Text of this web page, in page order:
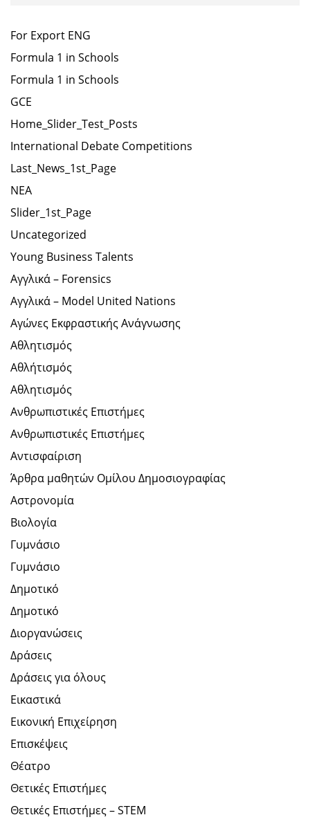
For Export ENG
Formula 1 in Schools
Formula 1 in Schools
GCE
Home_Slider_Test_Posts
International Debate Competitions
Last_News_1st_Page
NEA
Slider_1st_Page
Uncategorized
Young Business Talents
Αγγλικά – Forensics
Αγγλικά – Model United Nations
Αγώνες Εκφραστικής Ανάγνωσης
Αθλητισμός
Αθλήτισμός
Αθλητισμός
Ανθρωπιστικές Επιστήμες
Ανθρωπιστικές Επιστήμες
Αντισφαίριση
Άρθρα μαθητών Ομίλου Δημοσιογραφίας
Αστρονομία
Βιολογία
Γυμνάσιο
Γυμνάσιο
Δημοτικό
Δημοτικό
Διοργανώσεις
Δράσεις
Δράσεις για όλους
Εικαστικά
Εικονική Επιχείρηση
Επισκέψεις
Θέατρο
Θετικές Επιστήμες
Θετικές Επιστήμες – STEM